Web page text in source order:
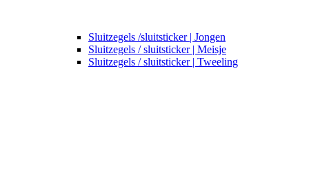
Sluitzegels /sluitsticker | Jongen
Sluitzegels / sluitsticker | Meisje
Sluitzegels / sluitsticker | Tweeling